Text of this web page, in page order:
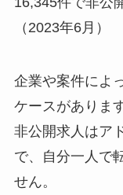
（2023年6月）
企業や案件によ
ケースがあります
非公開求人はア
で、自分一人で
せん。